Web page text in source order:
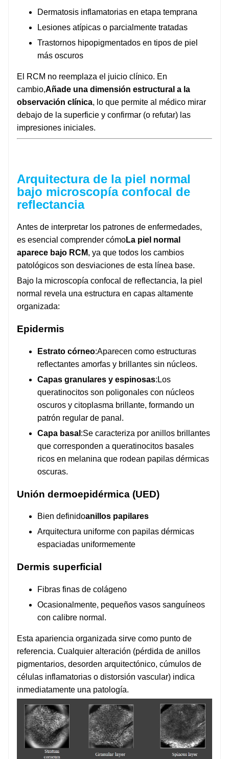
Dermatosis inflamatorias en etapa temprana
Lesiones atípicas o parcialmente tratadas
Trastornos hipopigmentados en tipos de piel
más oscuros
El RCM no reemplaza el juicio clínico. En
cambio,Añade una dimensión estructural a la
observación clínica, lo que permite al médico mirar
debajo de la superficie y confirmar (o refutar) las
impresiones iniciales.
Arquitectura de la piel normal
bajo microscopía confocal de
reflectancia
Antes de interpretar los patrones de enfermedades,
es esencial comprender cómoLa piel normal
aparece bajo RCM, ya que todos los cambios
patológicos son desviaciones de esta línea base.
Bajo la microscopía confocal de reflectancia, la piel
normal revela una estructura en capas altamente
organizada:
Epidermis
Estrato córneo:Aparecen como estructuras
reflectantes amorfas y brillantes sin núcleos.
Capas granulares y espinosas:Los
queratinocitos son poligonales con núcleos
oscuros y citoplasma brillante, formando un
patrón regular de panal.
Capa basal :Se caracteriza por anillos brillantes
que corresponden a queratinocitos basales
ricos en melanina que rodean papilas dérmicas
oscuras.
Unión dermoepidérmica (UED)
Bien definidoanillos papilares
Arquitectura uniforme con papilas dérmicas
espaciadas uniformemente
Dermis superficial
Fibras finas de colágeno
Ocasionalmente, pequeños vasos sanguíneos
con calibre normal.
Esta apariencia organizada sirve como punto de
referencia. Cualquier alteración (pérdida de anillos
pigmentarios, desorden arquitectónico, cúmulos de
células inflamatorias o distorsión vascular) indica
inmediatamente una patología.